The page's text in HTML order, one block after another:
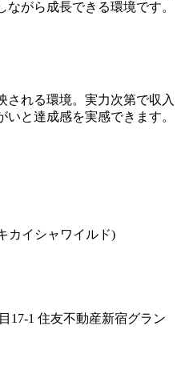
がら成長できる環境です。
される環境。実力次第で収入
と達成感を実感できます。
カイシャワイルド)
17-1 住友不動産新宿グラン